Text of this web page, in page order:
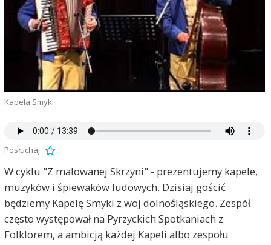
Kapela Smyki
Posłuchaj
W cyklu "Z malowanej Skrzyni" - prezentujemy kapele,
muzyków i śpiewaków ludowych. Dzisiaj gościć
będziemy Kapelę Smyki z woj dolnośląskiego. Zespół
często występował na Pyrzyckich Spotkaniach z
Folklorem, a ambicją każdej Kapeli albo zespołu